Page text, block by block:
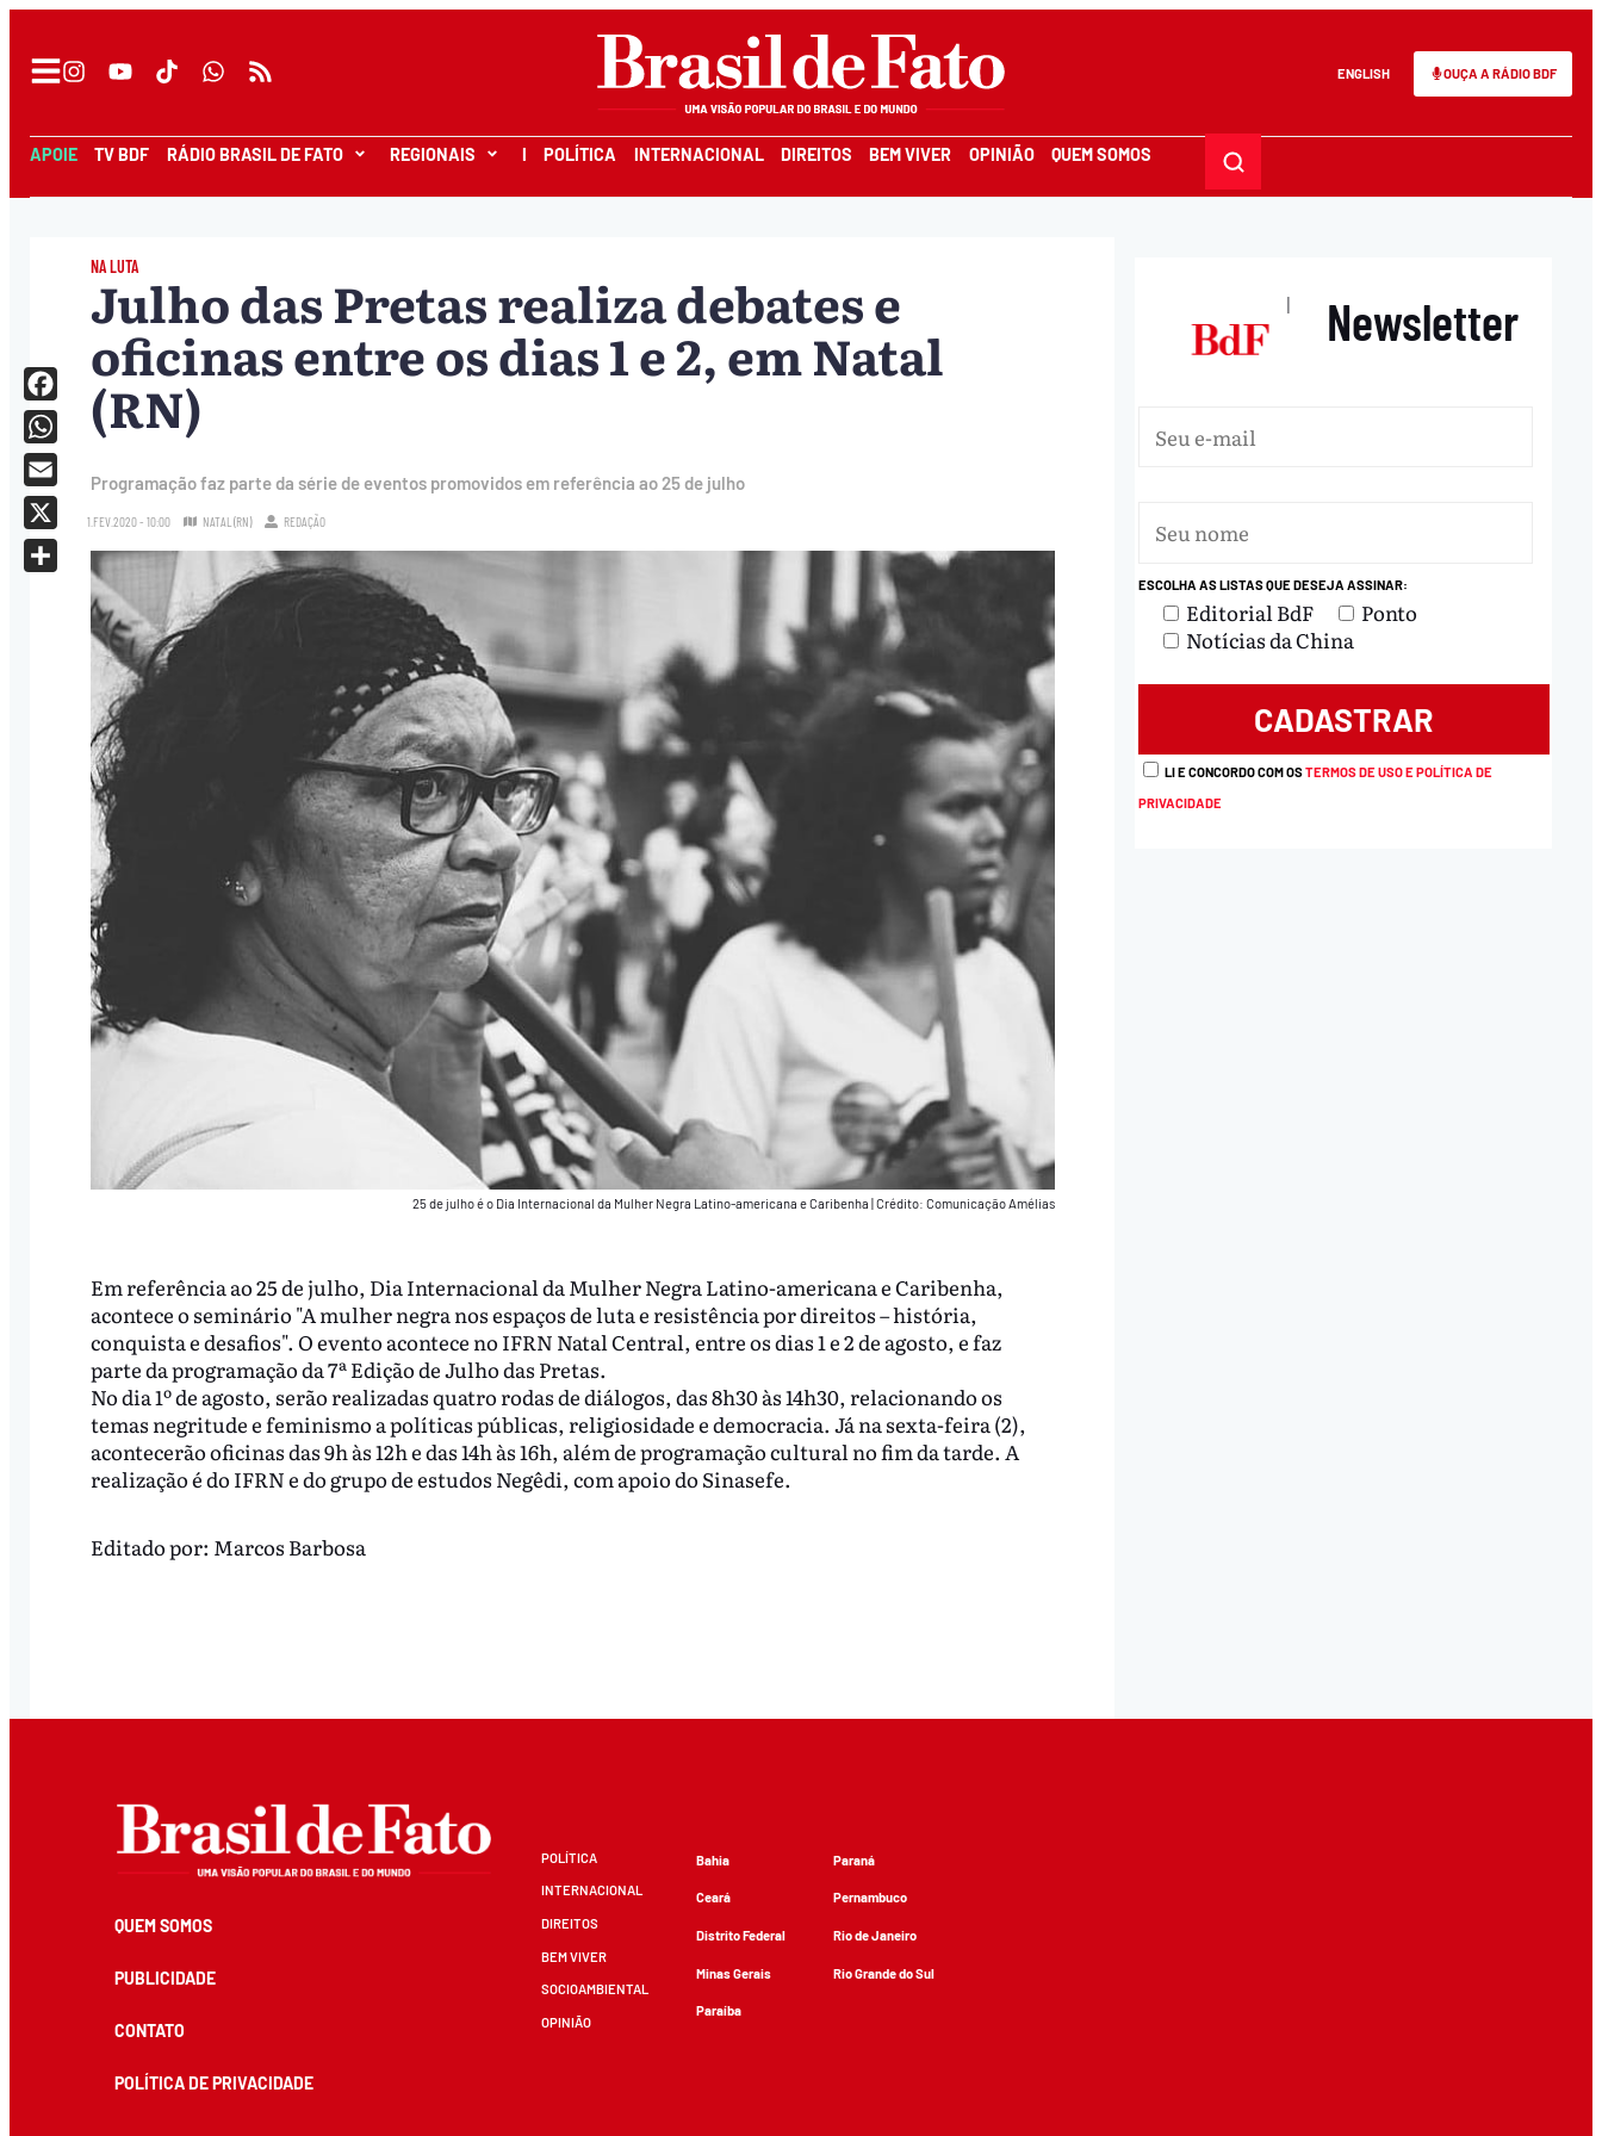
ENGLISH OUÇA A RÁDIO BDF
APOIE TV BDF RÁDIO BRASIL DE FATO REGIONAIS I POLÍTICA INTERNACIONAL DIREITOS BEM VIVER OPINIÃO QUEM SOMOS
NA LUTA
Julho das Pretas realiza debates e
oficinas entre os dias 1 e 2, em Natal
(RN)
Programação faz parte da série de eventos promovidos em referência ao 25 de julho
1.FEV.2020 - 10:00 NATAL (RN) REDAÇÃO
25 de julho é o Dia Internacional da Mulher Negra Latino-americana e Caribenha |Crédito: Comunicação Amélias
Em referência ao 25 de julho, Dia Internacional da Mulher Negra Latino-americana e Caribenha,
acontece o seminário "A mulher negra nos espaços de luta e resistência por direitos – história,
conquista e desafios". O evento acontece no IFRN Natal Central, entre os dias 1 e 2 de agosto, e faz
parte da programação da 7ª Edição de Julho das Pretas.
No dia 1º de agosto, serão realizadas quatro rodas de diálogos, das 8h30 às 14h30, relacionando os
temas negritude e feminismo a políticas públicas, religiosidade e democracia. Já na sexta-feira (2),
acontecerão oficinas das 9h às 12h e das 14h às 16h, além de programação cultural no fim da tarde. A
realização é do IFRN e do grupo de estudos Negêdi, com apoio do Sinasefe.
Facebook
WhatsApp
Email
X
Editado por: Marcos Barbosa
| Newsletter
ESCOLHA AS LISTAS QUE DESEJA ASSINAR:
Editorial BdF
Ponto
Notícias da China
LI E CONCORDO COM OSTERMOS DE USO E POLÍTICA DE
PRIVACIDADE
QUEM SOMOS
PUBLICIDADE
CONTATO
POLÍTICA DE PRIVACIDADE
POLÍTICA
INTERNACIONAL
DIREITOS
BEM VIVER
SOCIOAMBIENTAL
OPINIÃO
Bahia
Ceará
Distrito Federal
Minas Gerais
Paraíba
Paraná
Pernambuco
Rio de Janeiro
Rio Grande do Sul